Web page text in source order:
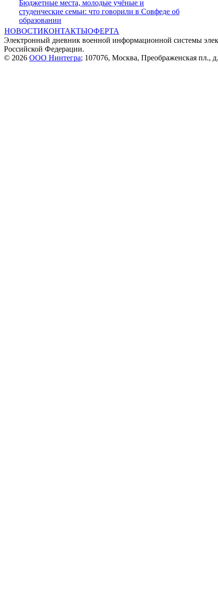
Бюджетные места, молодые учёные и
студенческие семьи: что говорили в Совфеде об
образовании
НОВОСТИКОНТАКТЫОФЕРТА
Электронный дневник военной информационной системы
Российской Федерации.
© 2026 ООО Нинтегра; 107076, Москва, Преображенская пл.,